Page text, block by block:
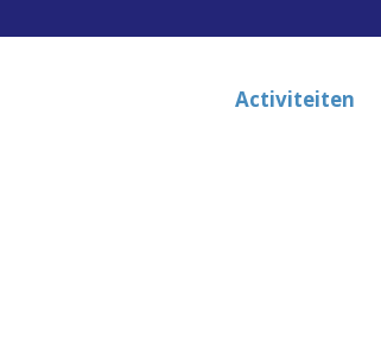
Activiteiten